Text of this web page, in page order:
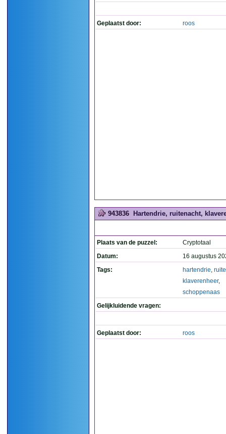
Geplaatst door: roos
943836 Hartendrie, ruitenacht,
Plaats van de puzzel:
Cryptotaal
Datum:
16 augustus
Tags:
hartendrie,
klaverenheer,
schoppenaas
Gelijkluidende vragen:
Geplaatst door: roos